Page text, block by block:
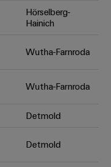
Hörselberg-
Hainich
Wutha-Farnroda
Wutha-Farnroda
Detmold
Detmold